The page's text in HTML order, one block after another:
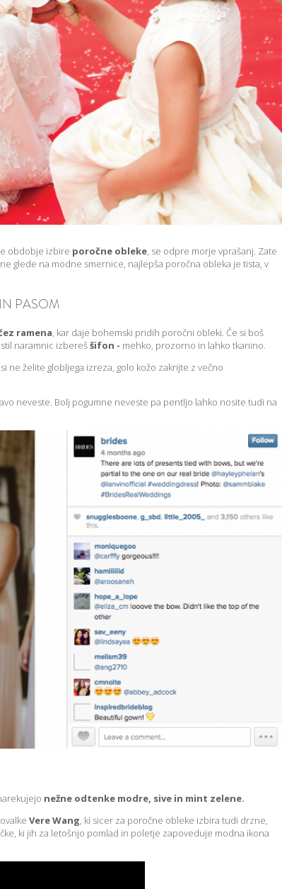
obdobje izbire poročne obleke, se odpre morje vprašanj. Zate
glede na modne smernice, najlepša poročna obleka je tista, v
PASOM
ramena, kar daje bohemski pridih poročni obleki. Če si boš
naramnic izbereššifon - mehko, prozorno in lahko tkanino.
si ne želite globljega izreza, golo kožo zakrijte z večno
neveste. Bolj pogumne neveste pa pentljo lahko nosite tudi na
nežne odtenke modre, sive in mint zelene.
Vere Wang , ki sicer za poročne obleke izbira tudi drzne,
ki jih za letošnjo pomlad in poletje zapoveduje modna ikona